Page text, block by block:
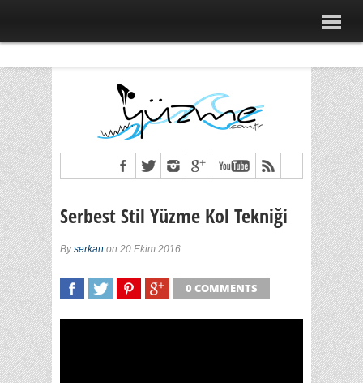
Serbest Stil Yüzme Kol Tekniği
Byserkan on 20 Ekim 2016
0 COMMENTS